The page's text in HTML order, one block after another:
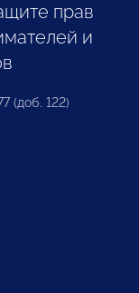
прав
и
(доб. 122)